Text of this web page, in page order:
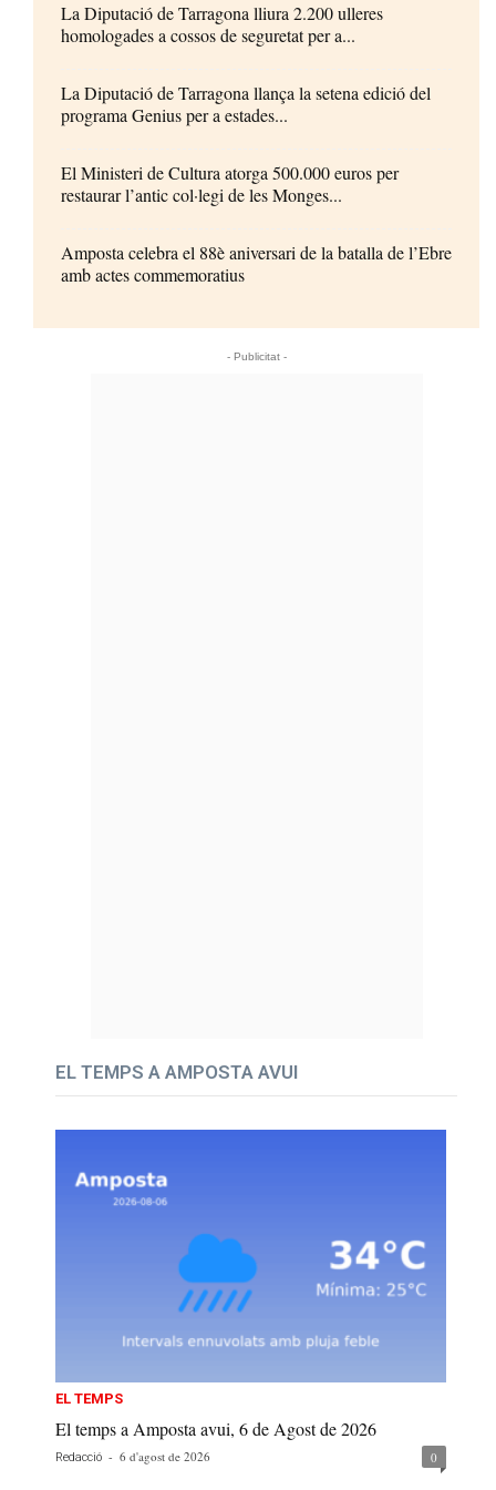
La Diputació de Tarragona lliura 2.200 ulleres
homologades a cossos de seguretat per a...
La Diputació de Tarragona llança la setena edició del
programa Genius per a estades...
El Ministeri de Cultura atorga 500.000 euros per
restaurar l’antic col·legi de les Monges...
Amposta celebra el 88è aniversari de la batalla de l’Ebre
amb actes commemoratius
- Publicitat -
EL TEMPS A AMPOSTA AVUI
EL TEMPS
El temps a Amposta avui, 6 de Agost de 2026
Redacció - 6 d'agost de 2026 0